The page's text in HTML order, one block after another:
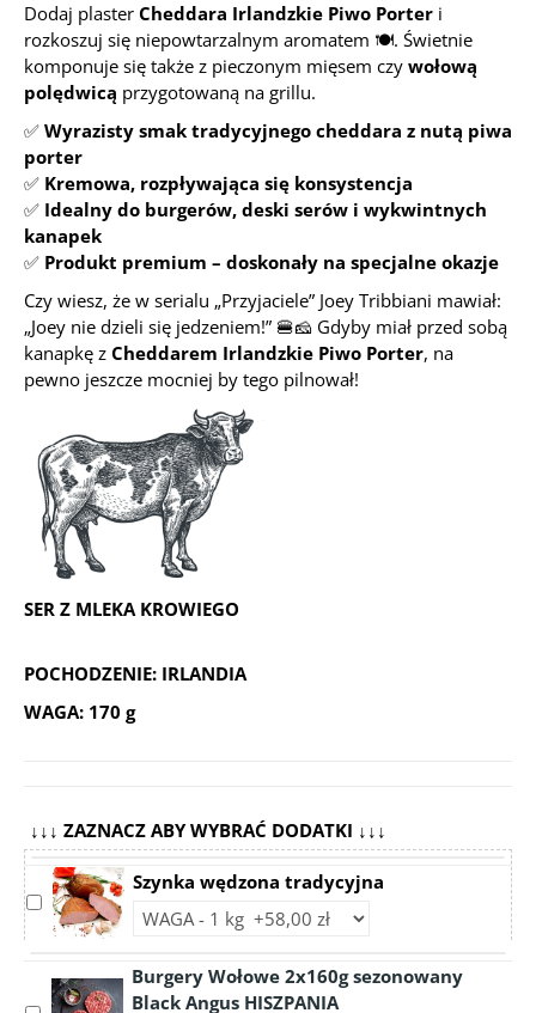
Dodaj plaster Cheddara Irlandzkie Piwo Porter i
rozkoszuj się niepowtarzalnym aromatem 🍽️. Świetnie
komponuje się także z pieczonym mięsem czy wołową
polędwicą przygotowaną na grillu.
✅ Wyrazisty smak tradycyjnego cheddara z nutą piwa
porter
✅ Kremowa, rozpływająca się konsystencja
✅ Idealny do burgerów, deski serów i wykwintnych
kanapek
✅ Produkt premium – doskonały na specjalne okazje
Czy wiesz, że w serialu „Przyjaciele” Joey Tribbiani mawiał:
„Joey nie dzieli się jedzeniem!” 🍔🧀 Gdyby miał przed sobą
kanapkę z Cheddarem Irlandzkie Piwo Porter, na
pewno jeszcze mocniej by tego pilnował!
SER Z MLEKA KROWIEGO
POCHODZENIE: IRLANDIA
WAGA: 170 g
↓↓↓ ZAZNACZ ABY WYBRAĆ DODATKI ↓↓↓
Select
accessory
wędzona
tradycyjna
Szynka wędzona tradycyjna
Choose
Szynka
Burgery Wołowe 2x160g sezonowany
Black Angus HISZPANIA